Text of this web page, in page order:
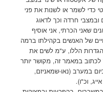
כדי לשמר או לשנות את פני
חרדה וכך לדאוג
שאני הכרתי, אני אוסיף
של האנשים בקהילתו ברמה
הללו, ע"מ לשים את
במאמר זה, מקושר יותר
במערב (נאו-שמאניזם,
וכ"ו).